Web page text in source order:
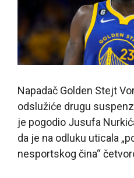
Napadač Golden Stejt
odslužiće drugu
je pogodio Jusufa
da je na odluku uticala
nesportskog čina“